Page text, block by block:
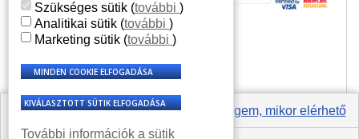
Értesíts engem, mikor elérhető
A kijelzőt a laptop modeljle alapján lehet
kikeresni, amely megjelölés megtalálható
a laptop alulsó részén található címkén
ábrázolva van egy keretben vagy a
billentyűzetnél a vázon is. Abban az
esetben, amennyiben a sérült vagy
megrepedt kijelző le van szerelve, a típus
Szükséges sütik (további )
Analitikai sütik (további )
Marketing sütik (további )
További információk a sütik